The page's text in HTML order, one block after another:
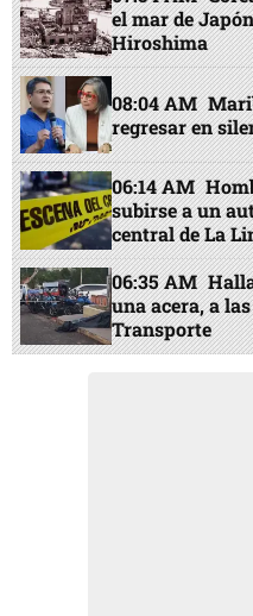
el mar de
Hiroshima
08:04 AM
regresar en
06:14 AM
subirse a un
central de La
06:35 AM
una acera, a
Transporte